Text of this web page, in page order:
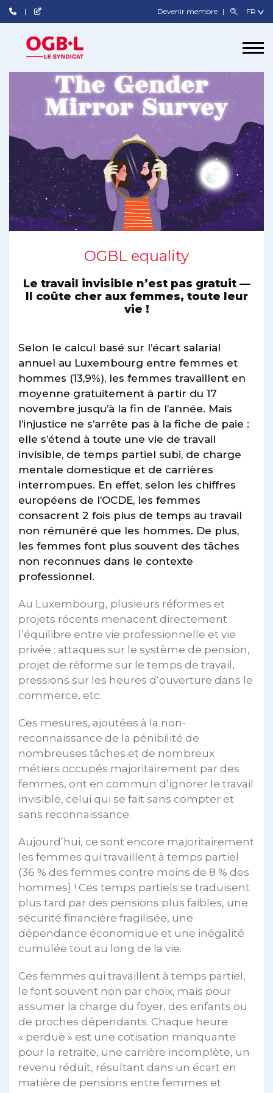
Devenir membre
OGBL equality
Le travail invisible n’est pas gratuit —
Il coûte cher aux femmes, toute leur
vie !
Selon le calcul basé sur l’écart salarial
annuel au Luxembourg entre femmes et
hommes (13,9%), les femmes travaillent en
moyenne gratuitement à partir du 17
novembre jusqu’à la fin de l’année. Mais
l’injustice ne s’arrête pas à la fiche de paie :
elle s’étend à toute une vie de travail
invisible, de temps partiel subi, de charge
mentale domestique et de carrières
interrompues. En effet, selon les chiffres
européens de l’OCDE, les femmes
consacrent 2 fois plus de temps au travail
non rémunéré que les hommes. De plus,
les femmes font plus souvent des tâches
non reconnues dans le contexte
professionnel.
Au Luxembourg, plusieurs réformes et
projets récents menacent directement
l’équilibre entre vie professionnelle et vie
privée : attaques sur le système de pension,
projet de réforme sur le temps de travail,
pressions sur les heures d’ouverture dans le
commerce, etc.
Ces mesures, ajoutées à la non-
reconnaissance de la pénibilité de
nombreuses tâches et de nombreux
métiers occupés majoritairement par des
femmes, ont en commun d’ignorer le travail
invisible, celui qui se fait sans compter et
sans reconnaissance.
Aujourd’hui, ce sont encore majoritairement
les femmes qui travaillent à temps partiel
(36 % des femmes contre moins de 8 % des
hommes) ! Ces temps partiels se traduisent
plus tard par des pensions plus faibles, une
sécurité financière fragilisée, une
dépendance économique et une inégalité
cumulée tout au long de la vie.
Ces femmes qui travaillent à temps partiel,
le font souvent non par choix, mais pour
assumer la charge du foyer, des enfants ou
de proches dépendants. Chaque heure
« perdue » est une cotisation manquante
pour la retraite, une carrière incomplète, un
revenu réduit, résultant dans un écart en
matière de pensions entre femmes et